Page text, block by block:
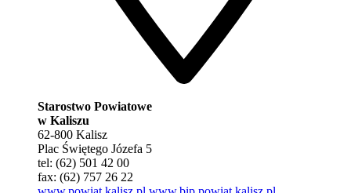
Starostwo Powiatowe
w Kaliszu
62-800 Kalisz
Plac Świętego Józefa 5
tel: (62) 501 42 00
fax: (62) 757 26 22